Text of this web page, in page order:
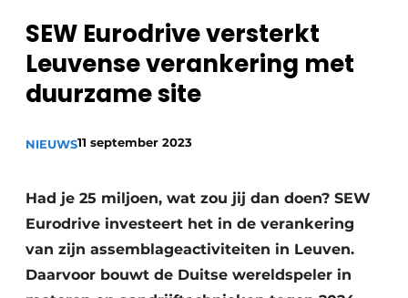
Nieuwsbrief
Privacy / Cookie statement
Vacatures
SEW Eurodrive versterkt
Leuvense verankering met
duurzame site
NIEUWS11 september 2023
Had je 25 miljoen, wat zou jij dan doen? SEW
Eurodrive investeert het in de verankering
van zijn assemblageactiviteiten in Leuven.
Daarvoor bouwt de Duitse wereldspeler in